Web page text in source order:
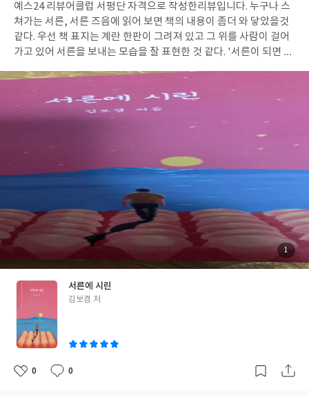
일
예스24 리뷰어클럽 서평단 자격으로 작성한리뷰입니다. 누구나 스
쳐가는 서른, 서른 즈음에 읽어 보면 책의 내용이 좀더 와 닿았을것
같다. 우선 책 표지는 계란 한판이 그려져 있고 그 위를 사람이 걸어
가고 있어 서른을 보내는 모습을 잘 표현한 것 같다. '서른이 되면 사
르는 게 더 많았던 것 같다. 고민하고 방황하고 포기도 하고 안정된
시절이 아니었던 것 같다. 누군가는 맞이할 서른이고, 누군가는 저
만치 뒤로 추억을 남긴 서른이다. 작가의 '서른을 아끼고 싶은 마음
에 서른이 시립니다' 말처럼 서른이 시린 것 같다. '하루를 시작하는
'아직 꿈을 향해 가야 할 길은 멀지만 사랑하는 가족이 있고, 사랑하
는 내가 있다는 것만으로도 꿈을 향해 나아갈 힘을 얻는다.' 이젠 서
른이 아닌 마흔을 °°°°예순을 °°°구순을 보내며 처음 맞는 서른처
럼 아끼며 살 수 있도록 해야겠다
첨
부
된
사
1
서른에 시린
글
김보겸 저
좋
0
댓
0
작